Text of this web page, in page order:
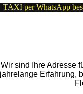
TAXI per WhatsApp
Wir sind Ihre Adresse
jahrelange Erfahrung,